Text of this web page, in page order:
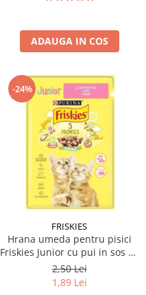
ADAUGA IN COS
-24%
FRISKIES
Hrana umeda pentru pisici
Friskies Junior cu pui in sos 85
gr
2,50 Lei
1,89 Lei